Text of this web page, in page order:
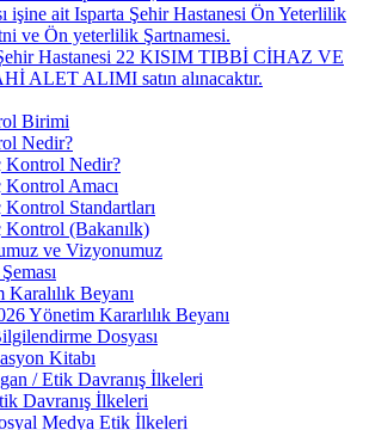
işine ait Isparta Şehir Hastanesi Ön Yeterlilik
ve Ön yeterlilik Şartnamesi.
Hastanesi 22 KISIM TIBBİ CİHAZ VE
ALET ALIMI satın alınacaktır.
Birimi
Nedir?
Kontrol Nedir?
Kontrol Amacı
Kontrol Standartları
Kontrol (Bakanılk)
ve Vizyonumuz
Beyanı
Yönetim Kararlılık Beyanı
Dosyası
Kitabı
/ Etik Davranış İlkeleri
Davranış İlkeleri
Medya Etik İlkeleri